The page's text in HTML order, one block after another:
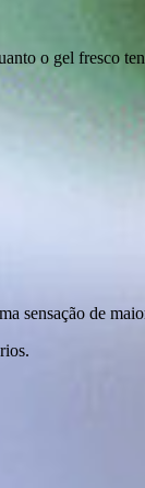
o gel fresco
sensação de